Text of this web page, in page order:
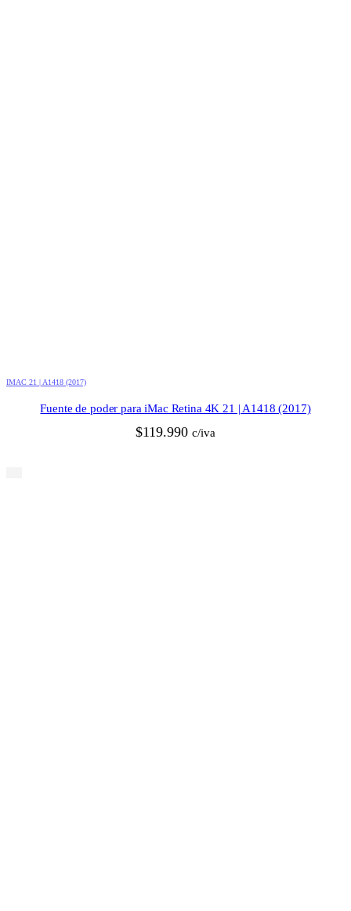
IMAC 21 | A1418 (2017)
Fuente de poder para iMac Retina 4K 21 | A1418 (2017)
$119.990 c/iva